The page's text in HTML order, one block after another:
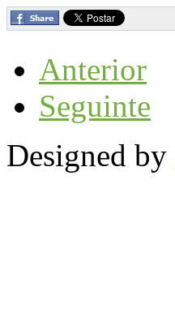
Anterior
Seguinte
Designed by